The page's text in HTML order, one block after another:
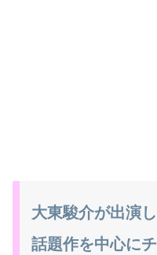
大東駿介が出演
話題作を中心に